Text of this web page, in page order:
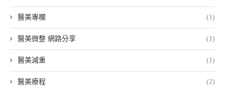
醫美專欄 (1)
醫美微整 網路分享 (1)
醫美減重 (1)
醫美療程 (2)